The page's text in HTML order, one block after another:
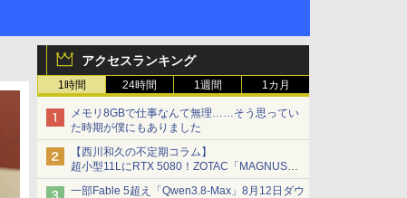
アクセスランキング
1時間 24時間 1週間 1カ月
メモリ8GBで仕事なんて無理……そう思ってい
た時期が僕にもありました
【西川和久の不定期コラム】
超小型11LにRTX 5080！ZOTAC「MAGNUS
ONE」最上位機の実力を探る
一部Fable 5超え「Qwen3.8-Max」8月12日ダウ